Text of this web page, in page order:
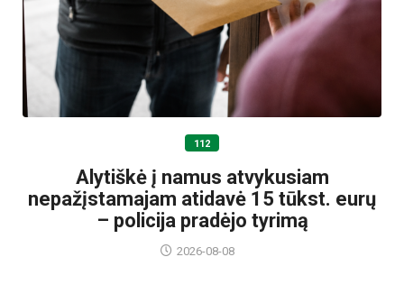
112
Alytiškė į namus atvykusiam
nepažįstamajam atidavė 15 tūkst. eurų
– policija pradėjo tyrimą
2026-08-08